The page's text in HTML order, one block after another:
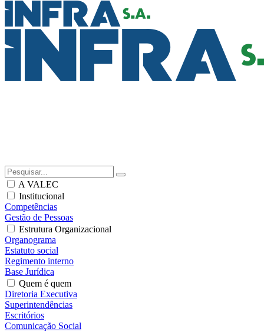
A VALEC
Institucional
Competências
Gestão de Pessoas
Estrutura Organizacional
Organograma
Estatuto social
Regimento interno
Base Jurídica
Quem é quem
Diretoria Executiva
Superintendências
Escritórios
Comunicação Social